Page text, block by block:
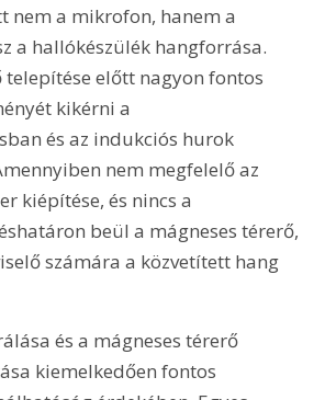
nem a mikrofon, hanem a
a hallókészülék hangforrása.
előtt nagyon fontos
kikérni a
és az indukciós hurok
nem megfelelő az
kiépítése, és nincs a
beül a mágneses térerő,
számára a közvetített hang
és a mágneses térerő
kiemelkedően fontos